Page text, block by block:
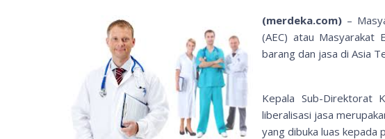
(merdeka.com) –
(AEC) atau Masyarakat
barang dan jasa di Asia
Kepala Sub-Direktorat
liberalisasi jasa
yang dibuka luas kepada